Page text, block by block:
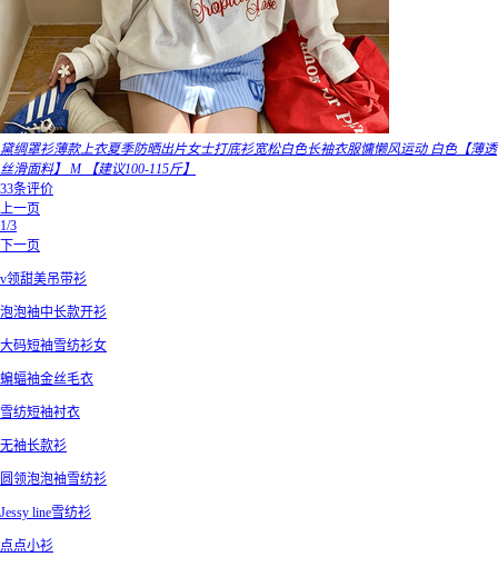
黛绸罩衫薄款上衣夏季防晒出片女士打底衫宽松白色长袖衣服慵懒风运动 白色【薄透
丝滑面料】 M 【建议100-115斤】
33条评价
上一页
1/3
下一页
v领甜美吊带衫
泡泡袖中长款开衫
大码短袖雪纺衫女
蝙蝠袖金丝毛衣
雪纺短袖衬衣
无袖长款衫
圆领泡泡袖雪纺衫
Jessy line雪纺衫
点点小衫